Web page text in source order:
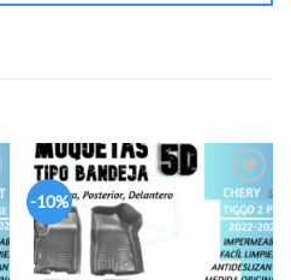
-10%
Add to
wishlist